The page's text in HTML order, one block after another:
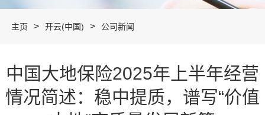
主页 > 开云(中国) > 公司新闻
中国大地保险2025年上半年经营
情况简述：稳中提质，谱写“价值